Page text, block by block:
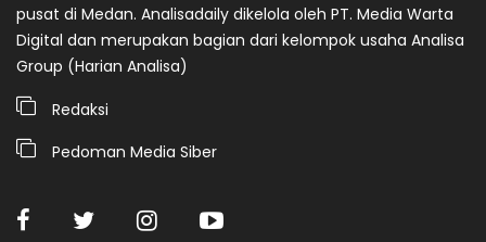
pusat di Medan. Analisadaily dikelola oleh PT. Media Warta
Digital dan merupakan bagian dari kelompok usaha Analisa
Group (Harian Analisa)
Redaksi
Pedoman Media Siber